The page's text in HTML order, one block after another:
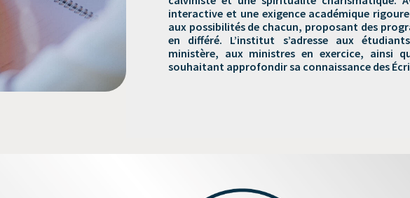
interactive et une exigence académique
aux possibilités de chacun, proposant des
en différé. L’institut s’adresse aux
ministère, aux ministres en exercice, ainsi
souhaitant approfondir sa connaissance des